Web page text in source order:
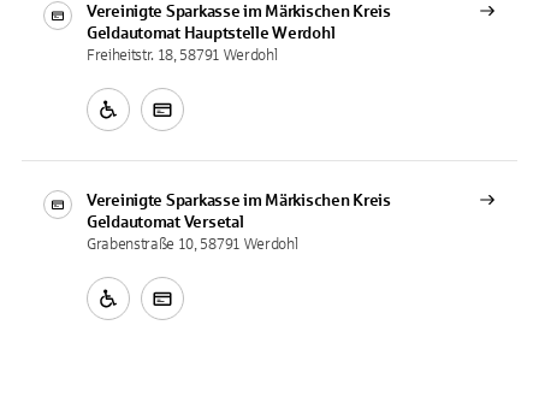
Vereinigte Sparkasse im Märkischen Kreis
Geldautomat Hauptstelle Werdohl
Freiheitstr. 18, 58791 Werdohl
Vereinigte Sparkasse im Märkischen Kreis
Geldautomat Versetal
Grabenstraße 10, 58791 Werdohl